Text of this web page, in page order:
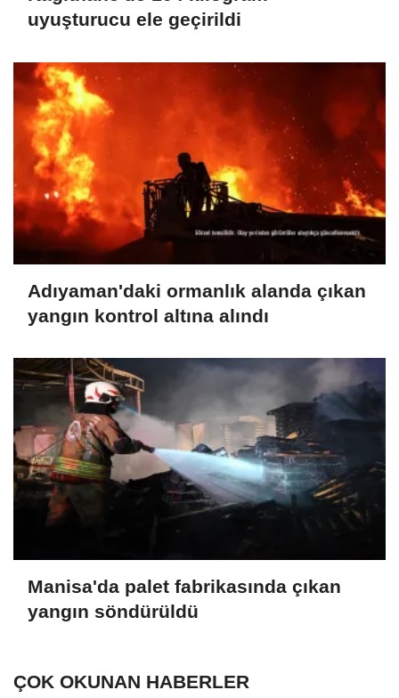
uyuşturucu ele geçirildi
Adıyaman'daki ormanlık alanda çıkan
yangın kontrol altına alındı
Manisa'da palet fabrikasında çıkan
yangın söndürüldü
ÇOK OKUNAN HABERLER